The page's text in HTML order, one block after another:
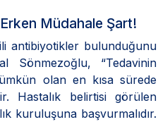
Müdahale Şart!
antibiyotikler bulunduğunu
Sönmezoğlu, “Tedavinin
olan en kısa sürede
Hastalık belirtisi görülen
kuruluşuna başvurmalıdır.